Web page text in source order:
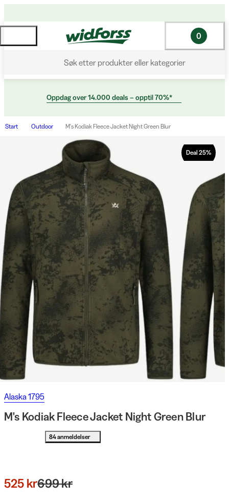
Søk etter produkter eller kategorier
0
Oppdag over 14.000 deals – opptil 70%*
Start Outdoor M's Kodiak Fleece Jacket Night Green Blur
Deal 25%
Alaska 1795
M's Kodiak Fleece Jacket Night Green Blur
84 anmeldelser
525 kr699 kr